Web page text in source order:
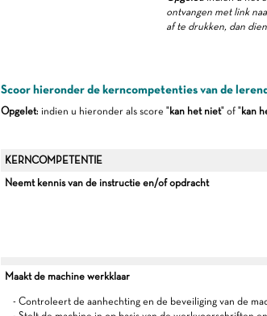
ontvangen met link
af te drukken, dan
Scoor hieronder de kerncompetenties van de
Opgelet: indien u hieronder als score "kan het niet" of "kan
KERNCOMPETENTIE
Neemt kennis van de instructie en/of opdracht
Maakt de machine werkklaar
- Controleert de aanhechting en de beveiliging van de